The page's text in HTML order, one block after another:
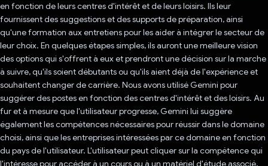
en fonction de leurs centres d'intérêt et de leurs loisirs. Ils leur
fournissent des suggestions et des supports de préparation, ainsi
qu'une formation aux entretiens pour les aider à intégrer le secteur de
leur choix. En quelques étapes simples, ils auront une meilleure vision
des options qui s'offrent à eux et prendront une décision sur la marche
à suivre, qu'ils soient débutants ou qu'ils aient déjà de l'expérience et
souhaitent changer de carrière. Nous avons utilisé Gemini pour
suggérer des postes en fonction des centres d'intérêt et des loisirs. Au
fur et à mesure que l'utilisateur progresse, Gemini lui suggère
également les compétences nécessaires pour réussir dans le domaine
choisi, ainsi que les entreprises intéressées par ce domaine en fonction
du pays de l'utilisateur. L'utilisateur peut cliquer sur la compétence qui
l'intéresse pour accéder à un cours ou à un matériel d'étude associé,